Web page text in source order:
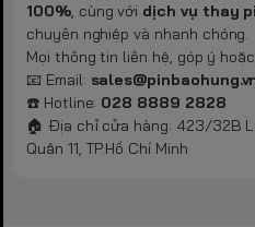
100%, cùng với dịch vụ thay
chuyên nghiệp và nhanh chóng.
Mọi thông tin liên hệ, góp ý
📧 Email:
☎️ Hotline: 028 8889 2828
🏠 Địa chỉ cửa hàng: 423/32B
Quận 11, TP.Hồ Chí Minh